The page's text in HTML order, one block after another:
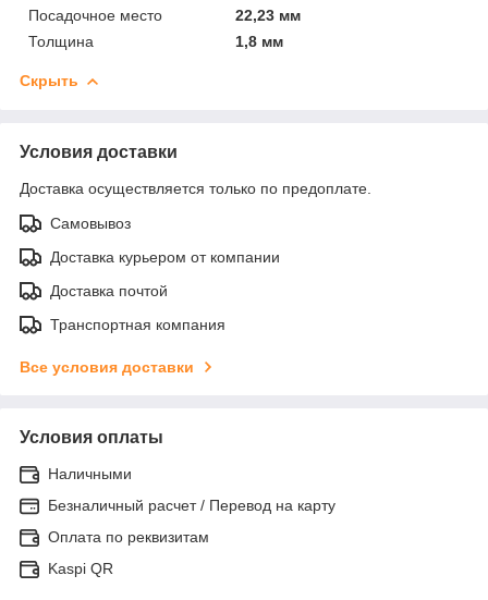
Посадочное место
22,23 мм
Толщина
1,8 мм
Скрыть
Условия доставки
Доставка осуществляется только по предоплате.
Самовывоз
Доставка курьером от компании
Доставка почтой
Транспортная компания
Все условия доставки
Условия оплаты
Наличными
Безналичный расчет / Перевод на карту
Оплата по реквизитам
Kaspi QR